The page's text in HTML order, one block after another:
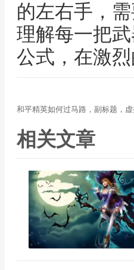
的左右手，
理解每一把
公式，在激
和平精英如何过马路，副标题，
相关文章